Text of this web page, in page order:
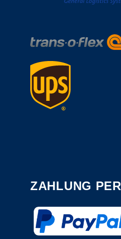
ZAHLUNG PER